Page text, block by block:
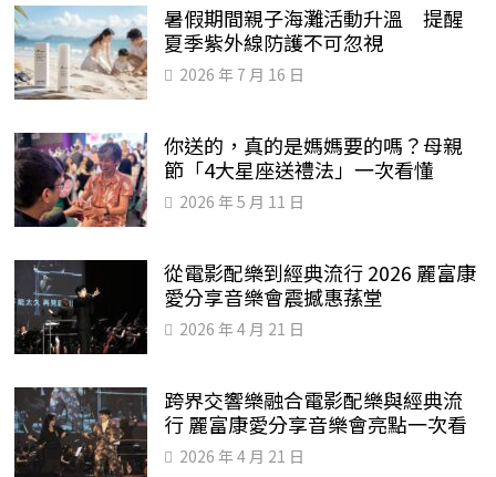
暑假期間親子海灘活動升溫 提醒
夏季紫外線防護不可忽視
2026 年 7 月 16 日
你送的，真的是媽媽要的嗎？母親
節「4大星座送禮法」一次看懂
2026 年 5 月 11 日
從電影配樂到經典流行 2026 麗富康
愛分享音樂會震撼惠蓀堂
2026 年 4 月 21 日
跨界交響樂融合電影配樂與經典流
行 麗富康愛分享音樂會亮點一次看
2026 年 4 月 21 日